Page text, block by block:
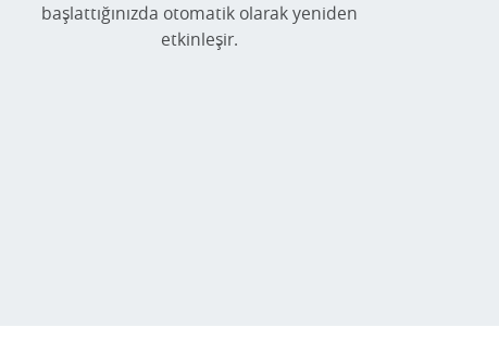
başlattığınızda otomatik olarak yeniden
etkinleşir.